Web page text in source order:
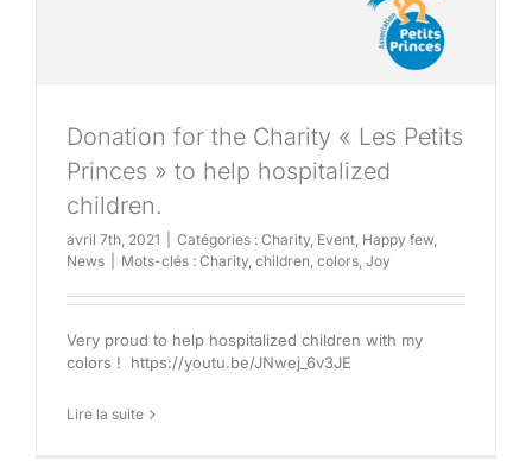
Donation for the Charity « Les Petits
Princes » to help hospitalized
children.
avril 7th, 2021 Catégories : Charity, Event, Happy few,
News
Mots-clés : Charity, children, colors, Joy
Very proud to help hospitalized children with my
colors ! https://youtu.be/JNwej_6v3JE
Lire la suite